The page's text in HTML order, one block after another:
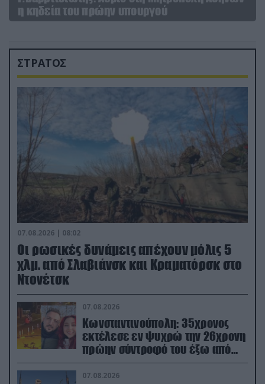
η κηδεία του πρώην υπουργού
ΣΤΡΑΤΟΣ
07.08.2026 | 08:02
Οι ρωσικές δυνάμεις απέχουν μόλις 5
χλμ. από Σλαβιάνσκ και Κραματόρσκ στο
Ντονέτσκ
07.08.2026
Κωνσταντινούπολη: 35χρονος
εκτέλεσε εν ψυχρώ την 26χρονη
πρώην σύντροφό του έξω από
φαρμακείο (βίντεο)
07.08.2026